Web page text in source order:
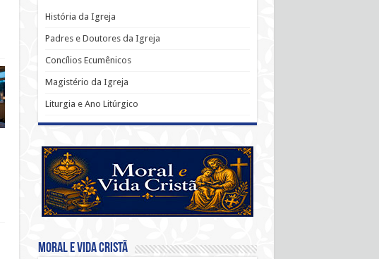
História da Igreja
Padres e Doutores da Igreja
Concílios Ecumênicos
Magistério da Igreja
Liturgia e Ano Litúrgico
Moral e Vida Cristã